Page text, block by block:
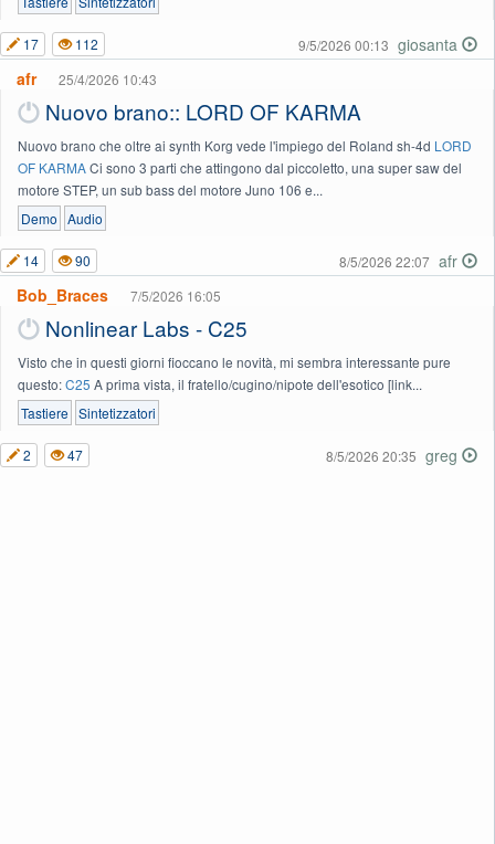
giosanta
9/5/2026 00:13
17 112
afr 25/4/2026 10:43
Nuovo brano:: LORD OF KARMA
Nuovo brano che oltre ai synth Korg vede l'impiego del Roland sh-4d LORD
OF KARMACi sono 3 parti che attingono dal piccoletto, una super saw del
motore STEP, un sub bass del motore Juno 106 e...
Demo Audio
afr
8/5/2026 22:07
14 90
Bob_Braces 7/5/2026 16:05
Nonlinear Labs - C25
Visto che in questi giorni fioccano le novità, mi sembra interessante pure
questo:C25 A prima vista, il fratello/cugino/nipote dell'esotico [link...
Tastiere Sintetizzatori
greg
8/5/2026 20:35
2 47